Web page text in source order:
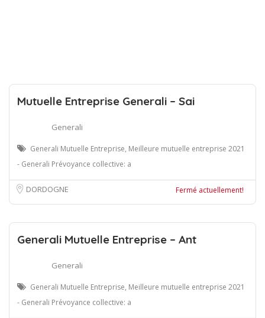
Mutuelle Entreprise Generali – Sai
Generali
Generali Mutuelle Entreprise, Meilleure mutuelle entreprise 2021
- Generali Prévoyance collective: a
DORDOGNE Fermé actuellement!
Generali Mutuelle Entreprise – Ant
Generali
Generali Mutuelle Entreprise, Meilleure mutuelle entreprise 2021
- Generali Prévoyance collective: a